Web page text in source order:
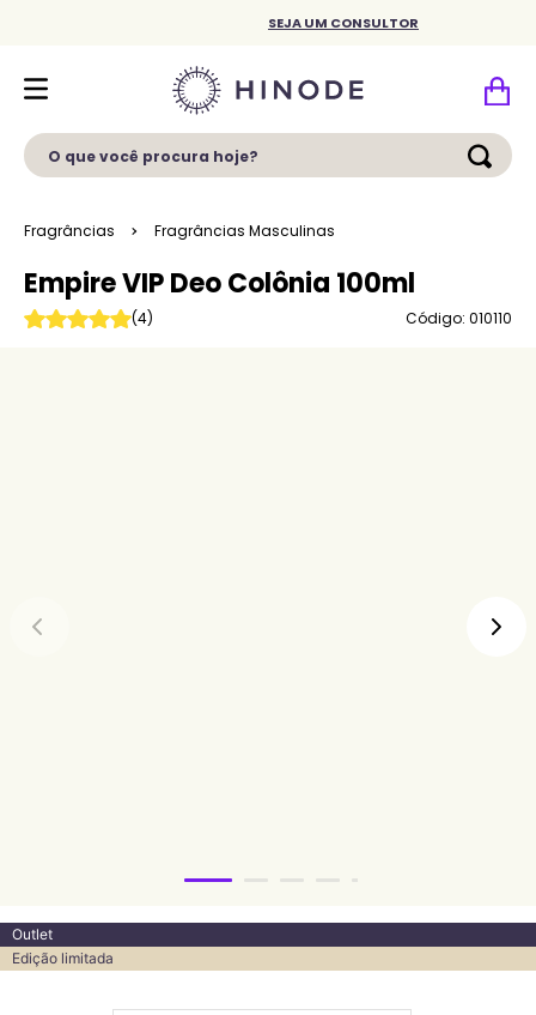
SEJA UM CONSULTOR
O que você procura hoje?
Fragrâncias Fragrâncias Masculinas
Empire VIP Deo Colônia 100ml
(4) Código: 010110
Outlet
Edição limitada